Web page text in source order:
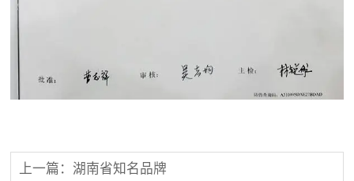
上一篇：湖南省知名品牌